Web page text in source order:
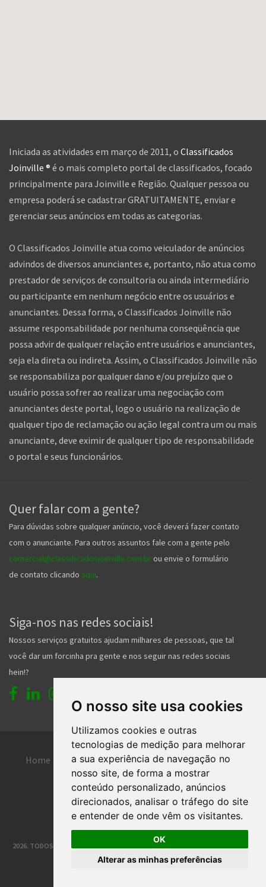
O nosso site usa cookies
Utilizamos cookies e outras
tecnologias de medição para melhorar
a sua experiência de navegação no
nosso site, de forma a mostrar
conteúdo personalizado, anúncios
direcionados, analisar o tráfego do site
e entender de onde vêm os visitantes.
OK
Alterar as minhas preferências
Iniciada as atividades em março de 2011, o Classificados
Joinville ® é o mais completo portal de classificados, focado
principalmente para Joinville e Região. Qualquer pessoa ou
empresa poderá se cadastrar GRATUITAMENTE, enviar e
gerenciar seus anúncios em todas as categorias.
O Classificados Joinville atua como veiculador de anúncios
advindos de diversos anunciantes e, portanto, não atua como
prestador de serviços de consultoria ou ainda intermediário
ou participante em nenhum negócio entre os usuários e
anunciantes. Dessa forma, o Classificados Joinville não
assume responsabilidade por nenhuma conseqüência que
possa advir de qualquer relação entre usuários e anunciantes,
seja ela direta ou indireta. Assim, o Classificados Joinville não
se responsabiliza por qualquer dano e/ou prejuízo que o
usuário possa sofrer ao realizar uma negociação com
anunciantes deste portal, logo o usuário na realização de
qualquer tipo de reclamação ou ação legal contra um ou mais
anunciante, deve eximir de qualquer tipo de responsabilidade
o portal e seus funcionários.
Quer falar com a gente?
Para dúvidas sobre qualquer anúncio, você deverá fazer contato
com o anunciante. Para outros assuntos fale com a gente pelo
comercial@classificadosjoinville.com.br ou envie o formulário
de contato clicando aqui.
Siga-nos nas redes sociais!
Nossos serviços gratuitos ajudam milhares de pessoas, que tal
você dar um forcinha pra gente e nos seguir nas redes sociais
hein!?
Home Entrar Faça seu cadastro
Contato Central de ajuda
Termos de uso Inserir anúncio grátis
2026. TODOS OS DIREITOS RESERVADOS. | DESENVOLVIMENTO E HOSPEDAGEM
CLASSIFICADOS JOINVILLE®